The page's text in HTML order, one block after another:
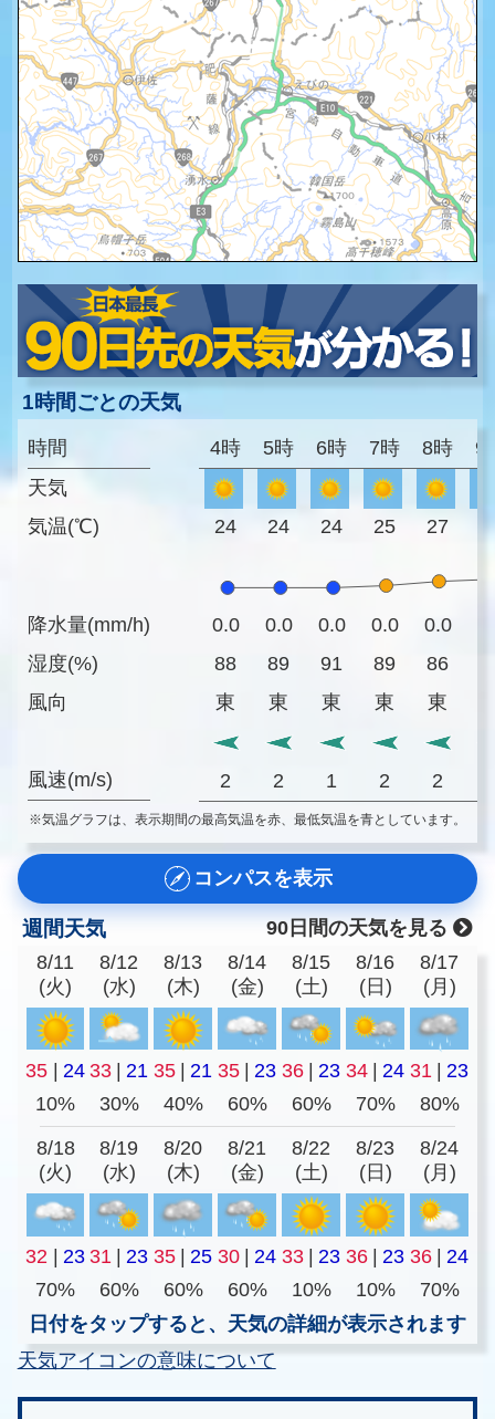
1時間ごとの天気
時間
天気
気温(℃)
降水量(mm/h)
湿度(%)
風向
風速(m/s)
4時 5時 6時 7時 8時 9
24 24 24 25 27
0.0 0.0 0.0 0.0 0.0
88
89 91 89 86
東
東 東 東 東
2 2 1 2 2
※気温グラフは、表示期間の最高気温を赤、最低気温を青としています。
コンパスを表示
週間天気
90日間の天気を見る
8/11
(火)
8/12
(水)
8/13
(木)
8/14
(金)
8/15
(土)
8/16
(日)
8/17
(月)
35 24 33 21 35 21 35 23 36 23 34 24 31
23
10%
30% 40% 60% 60% 70% 80%
8/18
(火)
8/19
(水)
8/20
(木)
8/21
(金)
8/22
(土)
8/23
(日)
8/24
(月)
32 23 31 23 35 25 30 24 33 23 36 23 36
24
70%
60% 60% 60% 10% 10%
70%
日付をタップすると、天気の詳細が表示されます
天気アイコンの意味について